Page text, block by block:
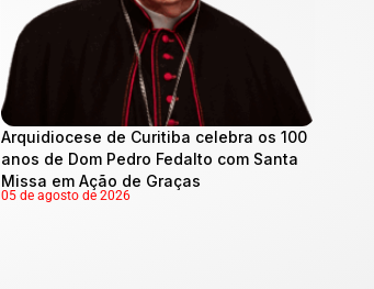
Arquidiocese de Curitiba celebra os 100
anos de Dom Pedro Fedalto com Santa
Missa em Ação de Graças
05 de agosto de 2026